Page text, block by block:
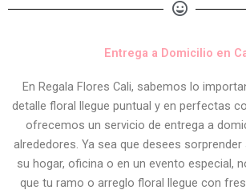
Entrega a Domicilio en
En Regala Flores Cali, sabemos lo
detalle floral llegue puntual y en perfectas
ofrecemos un servicio de entrega a
alrededores. Ya sea que desees
su hogar, oficina o en un evento especial,
que tu ramo o arreglo floral llegue con